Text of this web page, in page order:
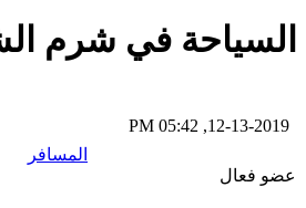
السياحة في شرم
12-13-2019, 05:42 PM
المسافر
عضو فعال